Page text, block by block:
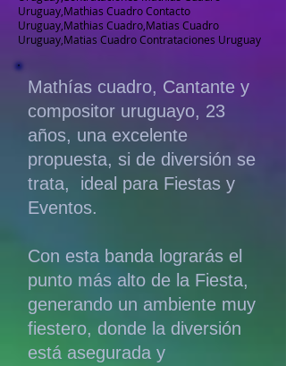
Uruguay,Mathias Cuadro Contacto
Uruguay,Mathias Cuadro,Matias Cuadro
Uruguay,Matias Cuadro Contrataciones Uruguay
Mathías cuadro, Cantante y
compositor uruguayo, 23
años, una excelente
propuesta, si de diversión se
trata, ideal para Fiestas y
Eventos.
Con esta banda lograrás el
punto más alto de la Fiesta,
generando un ambiente muy
fiestero, donde la diversión
está asegurada y